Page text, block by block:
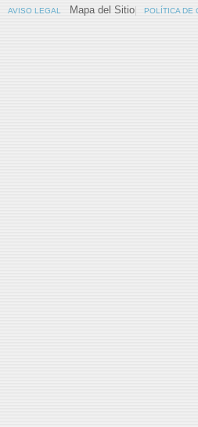
AVISO LEGAL Mapa del Sitio POLÍTICA DE